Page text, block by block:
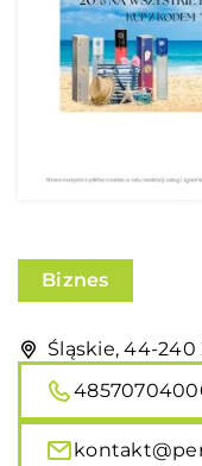
Biznes
Śląskie, 44-240